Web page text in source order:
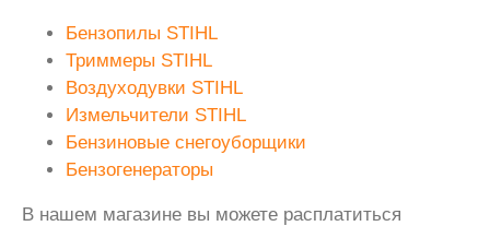
Бензопилы STIHL
Триммеры STIHL
Воздуходувки STIHL
Измельчители STIHL
Бензиновые снегоуборщики
Бензогенераторы
В нашем магазине вы можете расплатиться